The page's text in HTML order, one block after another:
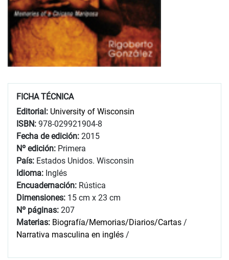
FICHA TÉCNICA
Editorial: University of Wisconsin
ISBN: 978-029921904-8
Fecha de edición: 2015
Nº edición: Primera
País: Estados Unidos. Wisconsin
Idioma: Inglés
Encuadernación: Rústica
Dimensiones: 15 cm x 23 cm
Nº páginas: 207
Materias: Biografía/Memorias/Diarios/Cartas /
Narrativa masculina en inglés /